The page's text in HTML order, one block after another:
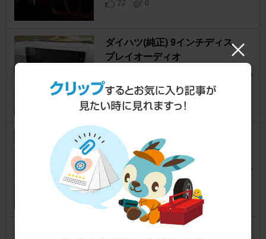
22 0
ダイハツ(純正) 9インチディス
プレイオーディオ
フル○ンさん
22
4
PORMIDO PRA101
[LA900S/LA910S]
あいちゃんさんさん
21
0